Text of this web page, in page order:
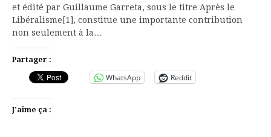
et édité par Guillaume Garreta, sous le titre Après le
Libéralisme[1], constitue une importante contribution
non seulement à la…
Partager :
WhatsApp Reddit
J’aime ça :